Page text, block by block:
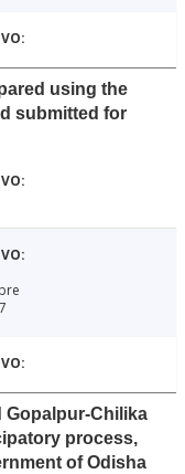
using the
submitted for
Gopalpur-Chilika
process,
of Odisha